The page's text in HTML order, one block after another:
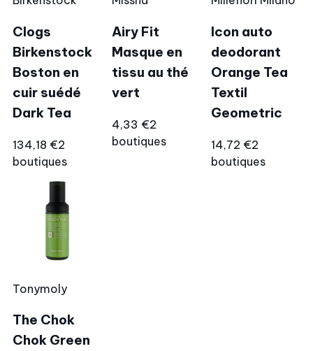
Clogs
Birkenstock
Boston en
cuir suédé
Dark Tea
134,18 €2
boutiques
Airy Fit
Masque en
tissu au thé
vert
4,33 €2
boutiques
Icon auto
deodorant
Orange Tea
Textil
Geometric
14,72 €2
boutiques
Tonymoly
The Chok
Chok Green